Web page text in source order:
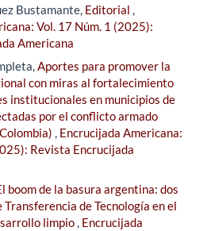
Bustamante, Editorial ,
Vol. 17 Núm. 1 (2025):
Americana
Aportes para promover la
con miras al fortalecimiento
institucionales en municipios de
por el conflicto armado
, Encrucijada Americana:
Revista Encrucijada
boom de la basura argentina: dos
Transferencia de Tecnología en el
limpio, Encrucijada